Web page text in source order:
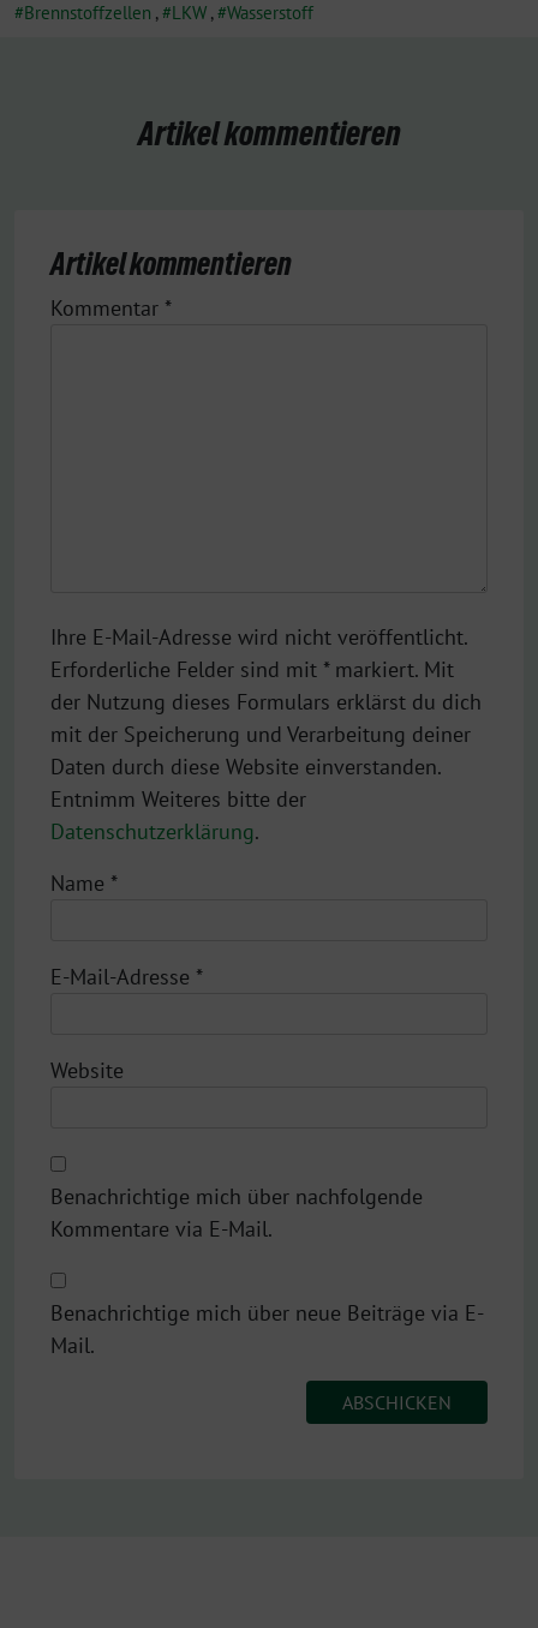
Brennstoffzellen , LKW , Wasserstoff
Artikel kommentieren
Artikel kommentieren
Kommentar *
Ihre E-Mail-Adresse wird nicht veröffentlicht.
Erforderliche Felder sind mit * markiert. Mit
der Nutzung dieses Formulars erklärst du dich
mit der Speicherung und Verarbeitung deiner
Daten durch diese Website einverstanden.
Entnimm Weiteres bitte der
Datenschutzerklärung.
Name *
E-Mail-Adresse *
Website
Benachrichtige mich über nachfolgende
Kommentare via E-Mail.
Benachrichtige mich über neue Beiträge via E-
Mail.